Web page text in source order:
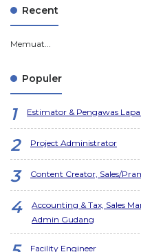
Recent
Memuat...
Populer
Estimator & Pengawas
Project Administrator
Content Creator, Sales/
Accounting & Tax, Sales
Admin Gudang
Facility Engineer